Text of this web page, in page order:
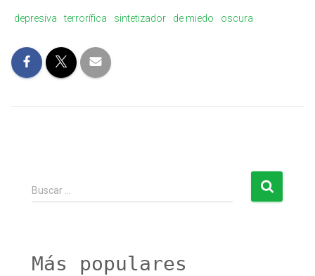
depresiva
terrorífica sintetizador de miedo oscura
u
Buscar …
Más populares